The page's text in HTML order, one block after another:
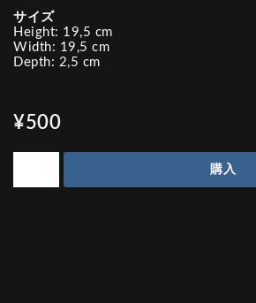
サイズ
Height: 19,5 cm
Width: 19,5 cm
Depth: 2,5 cm
¥500
購入